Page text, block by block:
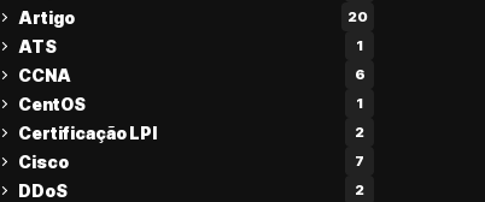
Artigo 20
ATS 1
CCNA 6
CentOS 1
Certificação LPI 2
Cisco 7
DDoS 2